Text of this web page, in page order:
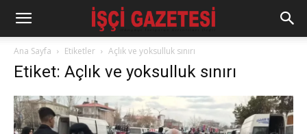
Ana Sayfa Etiketler Açlık ve yoksulluk sınırı
Etiket: Açlık ve yoksulluk sınırı